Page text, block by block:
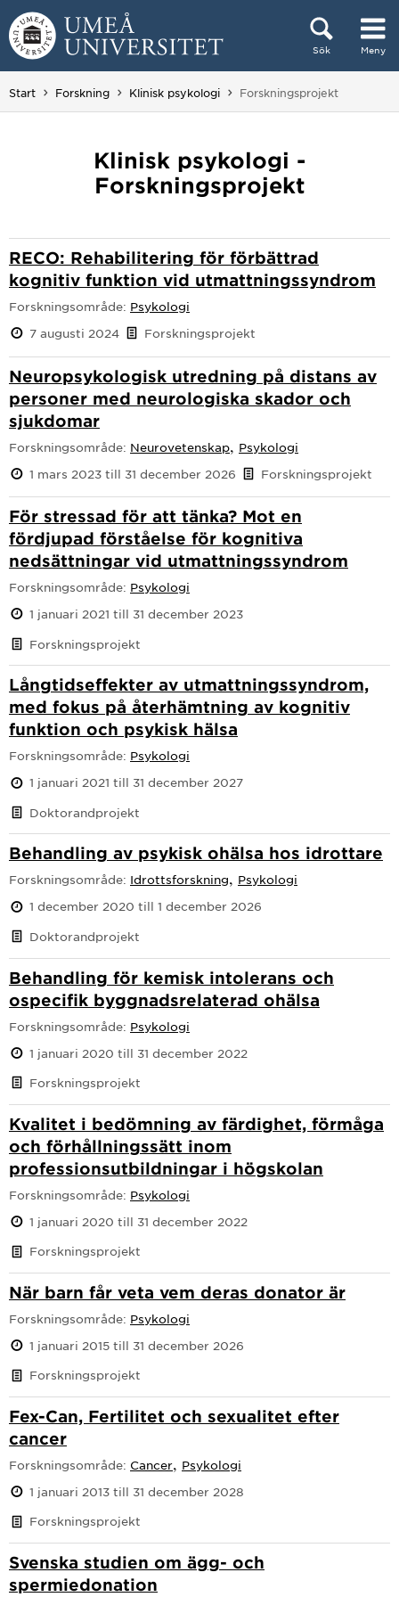
Hoppa direkt till innehållet
Sök Meny
Huvudmenyn dold.
Start Forskning Klinisk psykologi Du är här:
Forskningsprojekt
Klinisk psykologi -
Forskningsprojekt
RECO: Rehabilitering för förbättrad
kognitiv funktion vid utmattningssyndrom
Forskningsområde: Psykologi
7 augusti 2024
Forskningsprojekt
Neuropsykologisk utredning på distans av
personer med neurologiska skador och
sjukdomar
Forskningsområde: Neurovetenskap, Psykologi
1 mars 2023 till 31 december 2026
Forskningsprojekt
För stressad för att tänka? Mot en
fördjupad förståelse för kognitiva
nedsättningar vid utmattningssyndrom
Forskningsområde: Psykologi
1 januari 2021 till 31 december 2023
Forskningsprojekt
Långtidseffekter av utmattningssyndrom,
med fokus på återhämtning av kognitiv
funktion och psykisk hälsa
Forskningsområde: Psykologi
1 januari 2021 till 31 december 2027
Doktorandprojekt
Behandling av psykisk ohälsa hos idrottare
Forskningsområde: Idrottsforskning, Psykologi
1 december 2020 till 1 december 2026
Doktorandprojekt
Behandling för kemisk intolerans och
ospecifik byggnadsrelaterad ohälsa
Forskningsområde: Psykologi
1 januari 2020 till 31 december 2022
Forskningsprojekt
Kvalitet i bedömning av färdighet, förmåga
och förhållningssätt inom
professionsutbildningar i högskolan
Forskningsområde: Psykologi
1 januari 2020 till 31 december 2022
Forskningsprojekt
När barn får veta vem deras donator är
Forskningsområde: Psykologi
1 januari 2015 till 31 december 2026
Forskningsprojekt
Fex-Can, Fertilitet och sexualitet efter
cancer
Forskningsområde: Cancer, Psykologi
1 januari 2013 till 31 december 2028
Forskningsprojekt
Svenska studien om ägg- och
spermiedonation